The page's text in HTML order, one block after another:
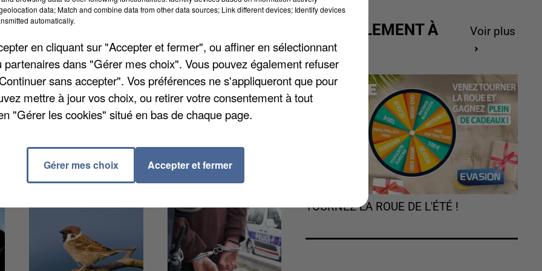
vont pouvoir rouvrir leurs terrasses aux clients.
Loir est passé au vert jeudi après la mise à jour du
le ministre de l'éducation, Jean-Michel Blanquer a
de ce mardi. Les protocoles sanitaires y seront
de cours et d'activités dans le cadre du
ACTUELLEMENT À
GAGNER
Voir plus
TOURNEZ LA ROUE DE L'ÉTÉ !
data; Match and combine data from other data sources; Link different devices; Identify devices
automatically.
en cliquant sur "Accepter et fermer", ou affiner en sélectionnant
partenaires dans "Gérer mes choix". Vous pouvez également refuser
sans accepter". Vos préférences ne s'appliqueront que pour
mettre à jour vos choix, ou retirer votre consentement à tout
"Gérer les cookies" situé en bas de chaque page.
Gérer mes choix Accepter et fermer